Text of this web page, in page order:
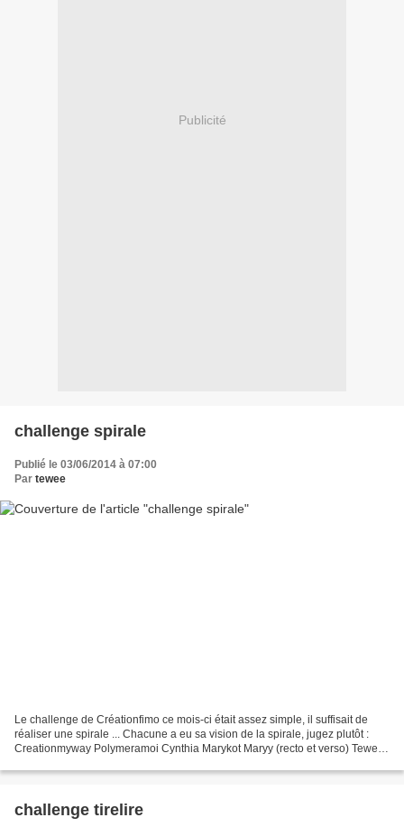
Publicité
challenge spirale
Publié le 03/06/2014 à 07:00
Par tewee
Le challenge de Créationfimo ce mois-ci était assez simple, il suffisait de
réaliser une spirale ... Chacune a eu sa vision de la spirale, jugez plutôt :
Creationmyway Polymeramoi Cynthia Marykot Maryy (recto et verso) Tewee
challenge tirelire